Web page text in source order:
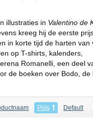
illustraties in Valentino de
kreeg hij de eerste
in korte tijd de harten van
op T-shirts, kalenders,
Romanelli, een deel
de boeken over Bodo, de
Prijs Default